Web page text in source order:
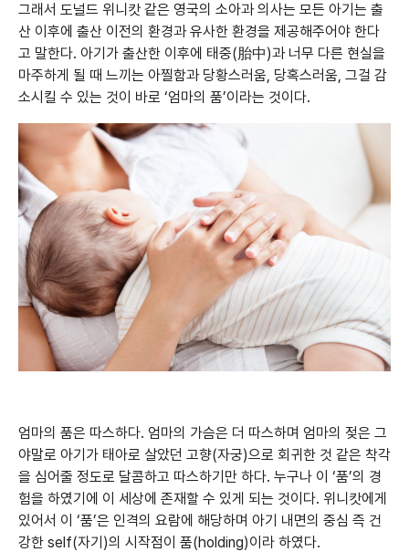
그래서 도널드 위니캇 같은 영국의 소아과 의사는 모든 아기는 출
산 이후에 출산 이전의 환경과 유사한 환경을 제공해주어야 한다
고 말한다. 아기가 출산한 이후에 태중(胎中)과 너무 다른 현실을
마주하게 될 때 느끼는 아찔함과 당황스러움, 당혹스러움, 그걸 감
소시킬 수 있는 것이 바로 ‘엄마의 품’이라는 것이다.
엄마의 품은 따스하다. 엄마의 가슴은 더 따스하며 엄마의 젖은 그
야말로 아기가 태아로 살았던 고향(자궁)으로 회귀한 것 같은 착각
을 심어줄 정도로 달콤하고 따스하기만 하다. 누구나 이 ‘품’의 경
험을 하였기에 이 세상에 존재할 수 있게 되는 것이다. 위니캇에게
있어서 이 ‘품’은 인격의 요람에 해당하며 아기 내면의 중심 즉 건
강한 self(자기)의 시작점이 품(holding)이라 하였다.